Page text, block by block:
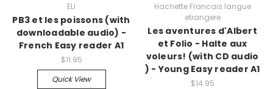
ELI
PB3 et les poissons (with
downloadable audio) -
French Easy reader A1
$11.95
Quick View
Hachette Francais langue
etrangere
Les aventures d'Albert
et Folio - Halte aux
voleurs! (with CD audio
) - Young Easy reader A1
$14.95